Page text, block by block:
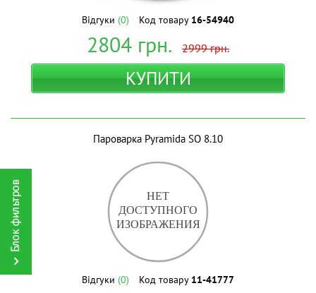
Відгуки (0) Код товару 16-54940
2804 грн. 2999грн.
КУПИТИ
Пароварка Pyramida SO 8.10
Відгуки (0) Код товару 11-41777